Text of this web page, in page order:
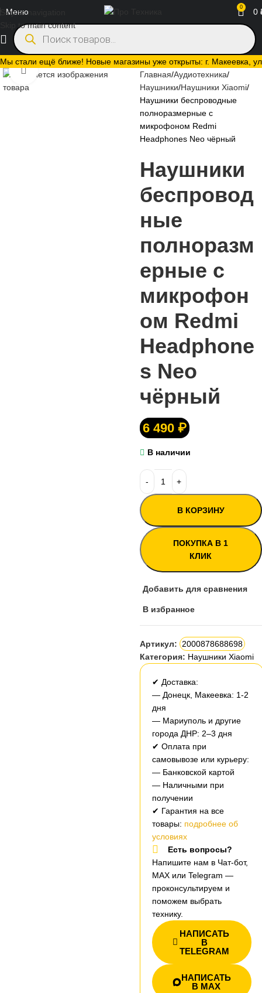
Skip to navigation
Skip to main content
Мы стали ещё ближе! Новые магазины уже открыты: г. Макеевка,
Меню 0 0
Нажмите, чтобы увеличитьГлавная Аудиотехника
Наушники Наушники Xiaomi
Наушники беспроводные
полноразмерные с
микрофоном Redmi
Headphones Neo чёрный
Наушники
беспровод
ные
полноразм
ерные с
микрофон
ом Redmi
Headphone
s Neo
чёрный
6 490 ₽
В наличии
В КОРЗИНУ
ПОКУПКА В 1
КЛИК
Добавить для сравнения
В избранное
Артикул:
2000878688698
Категория: Наушники Xiaomi
✔ Доставка:
— Донецк, Макеевка: 1-2
дня
— Мариуполь и другие
города ДНР: 2–3 дня
✔ Оплата при
самовывозе или курьеру:
— Банковской картой
— Наличными при
получении
✔ Гарантия на все
товары: подробнее об
условиях
Есть вопросы?
Напишите нам в Чат-бот,
MAX или Telegram —
проконсультируем и
поможем выбрать
технику.
НАПИСАТЬ
В
TELEGRAM
НАПИСАТЬ
В MAX